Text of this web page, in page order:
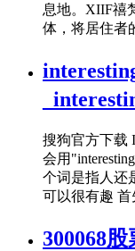
息地。XIIF禧
体，将居住者
搜狗官方下载
会用
个词是指人还
可以很有趣
300068